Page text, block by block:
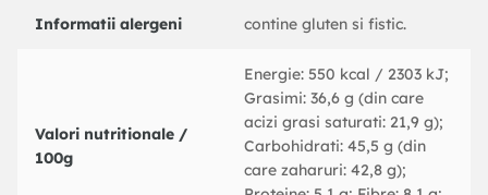
Conditii de pastrare: A se pastra intr-un loc uscat si racoros.
Informatii alergeni contine gluten si fistic.
Valori nutritionale /
100g
Energie: 550 kcal / 2303 kJ;
Grasimi: 36,6 g (din care
acizi grasi saturati: 21,9 g);
Carbohidrati: 45,5 g (din
care zaharuri: 42,8 g);